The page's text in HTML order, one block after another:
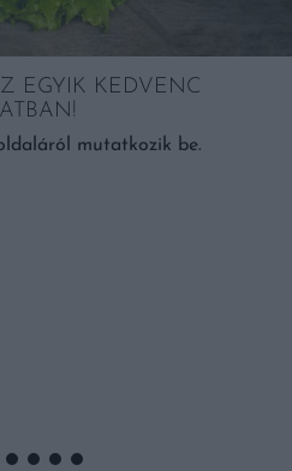
EGYIK KEDVENC
mutatkozik be.